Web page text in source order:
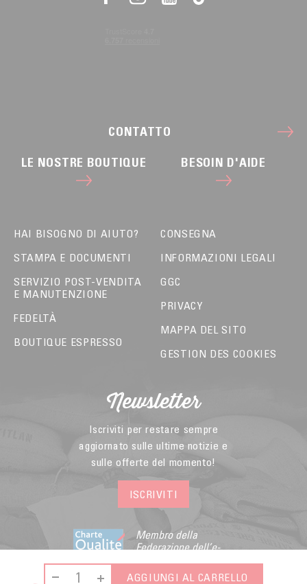
AGGIUNGI AL CARRELLO
CONTATTO
LE NOSTRE BOUTIQUE BESOIN D'AIDE
HAI BISOGNO DI AIUTO?
STAMPA E DOCUMENTI
SERVIZIO POST-VENDITA
E MANUTENZIONE
FEDELTÀ
BOUTIQUE ESPRESSO
CONSEGNA
INFORMAZIONI LEGALI
GGC
PRIVACY
MAPPA DEL SITO
GESTION DES COOKIES
Newsletter
Iscriviti per restare sempre
aggiornato sulle ultime notizie e
sulle offerte del momento!
ISCRIVITI
Membro della
Federazione dell’e-
vendita a distanza